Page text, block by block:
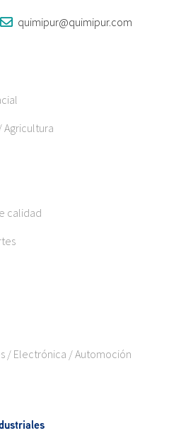
quimipur@quimipur.com
Agricultura
calidad
/ Electrónica / Automoción